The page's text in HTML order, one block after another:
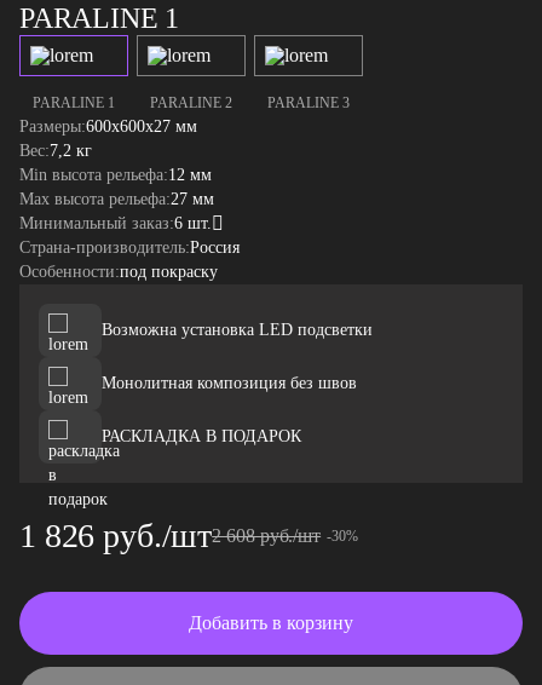
PARALINE 1
PARALINE 1 PARALINE 2 PARALINE 3
Размеры:600x600x27 мм
Вес:7,2 кг
Min высота рельефа:12 мм
Max высота рельефа:27 мм
Минимальный заказ:6 шт.
Страна-производитель:Россия
Особенности:под покраску
Возможна установка LED подсветки
Монолитная композиция без швов
РАСКЛАДКА В ПОДАРОК
1 826 руб./шт2 608 руб./шт -30%
Добавить в корзину